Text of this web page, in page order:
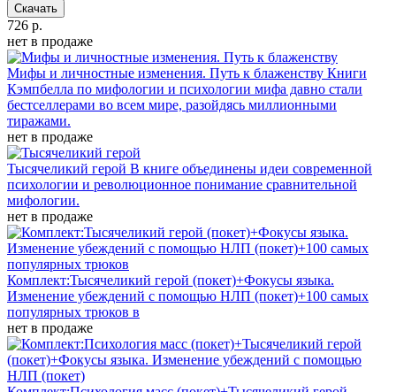
Скачать
726 р.
нет в продаже
Мифы и личностные изменения. Путь к блаженству Книги
Кэмпбелла по мифологии и психологии мифа давно стали
бестселлерами во всем мире, разойдясь миллионными
тиражами.
нет в продаже
Тысячеликий герой В книге объединены идеи современной
психологии и революционное понимание сравнительной
мифологии.
нет в продаже
Комплект:Тысячеликий герой (покет)+Фокусы языка.
Изменение убеждений с помощью НЛП (покет)+100 самых
популярных трюков в
нет в продаже